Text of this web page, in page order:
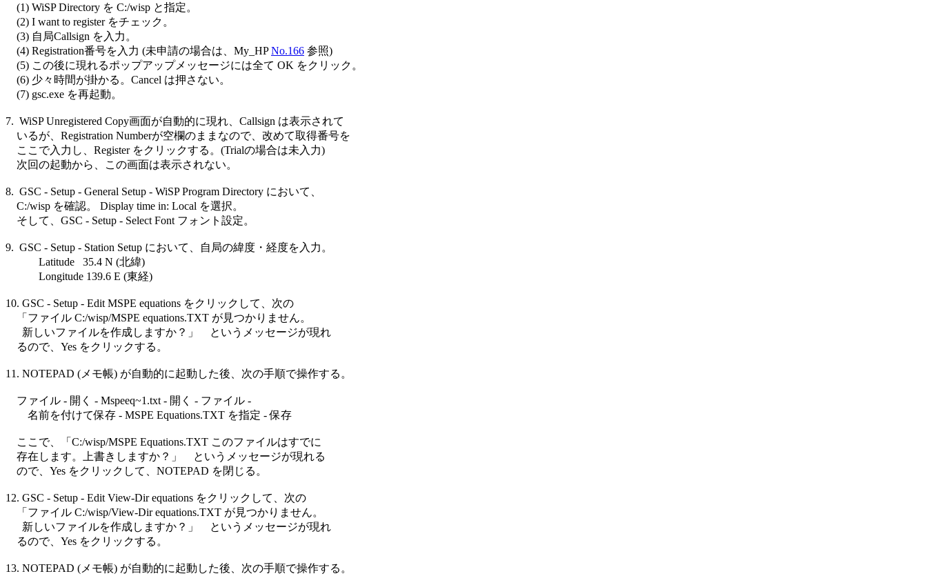
    (1) WiSP Directory を C:/wisp と指定。
    (2) I want to register をチェック。
    (3) 自局Callsign を入力。
    (4) Registration番号を入力 (未申請の場合は、My_HP
No.166 参照)
    (5) この後に現れるポップアップメッセージには全て OK をクリック。
    (6) 少々時間が掛かる。Cancel は押さない。
    (7) gsc.exe を再起動。
7.  WiSP Unregistered Copy画面が自動的に現れ、Callsign は表示されて
    いるが、Registration Numberが空欄のままなので、改めて取得番号を
    ここで入力し、Register をクリックする。(Trialの場合は未入力)
    次回の起動から、この画面は表示されない。
8.  GSC - Setup - General Setup - WiSP Program Directory において、
    C:/wisp を確認。 Display time in: Local を選択。
    そして、GSC - Setup - Select Font フォント設定。
9.  GSC - Setup - Station Setup において、自局の緯度・経度を入力。
            Latitude   35.4 N (北緯)
            Longitude 139.6 E (東経)
10. GSC - Setup - Edit MSPE equations をクリックして、次の
    「ファイル C:/wisp/MSPE equations.TXT が見つかりません。
      新しいファイルを作成しますか？」　というメッセージが現れ
    るので、Yes をクリックする。
11. NOTEPAD (メモ帳) が自動的に起動した後、次の手順で操作する。
    ファイル - 開く - Mspeeq~1.txt - 開く - ファイル -
        名前を付けて保存 - MSPE Equations.TXT を指定 - 保存
    ここで、「C:/wisp/MSPE Equations.TXT このファイルはすでに
    存在します。上書きしますか？」　というメッセージが現れる
    ので、Yes をクリックして、NOTEPAD を閉じる。
12. GSC - Setup - Edit View-Dir equations をクリックして、次の
    「ファイル C:/wisp/View-Dir equations.TXT が見つかりません。
      新しいファイルを作成しますか？」　というメッセージが現れ
    るので、Yes をクリックする。
13. NOTEPAD (メモ帳) が自動的に起動した後、次の手順で操作する。